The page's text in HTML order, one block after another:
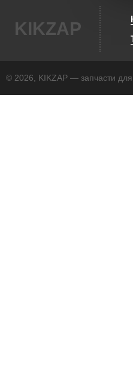
KIKZAP
© 2026, KIKZAP — запчасти